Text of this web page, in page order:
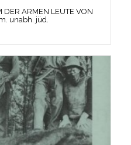
DER ARMEN LEUTE VON
unabh. jüd.